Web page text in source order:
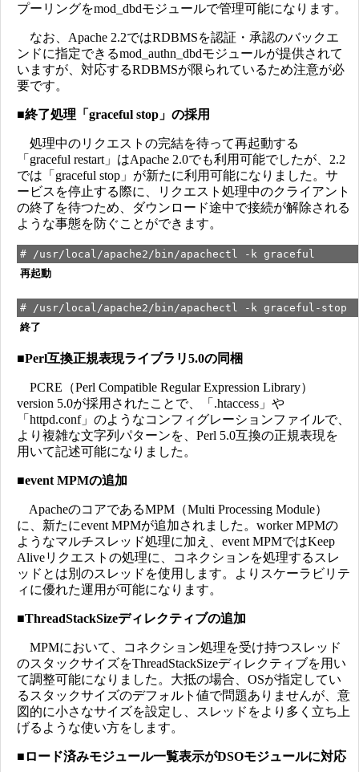
プーリングをmod_dbdモジュールで管理可能になります。
なお、Apache 2.2ではRDBMSを認証・承認のバックエ
ンドに指定できるmod_authn_dbdモジュールが提供されて
いますが、対応するRDBMSが限られているため注意が必
要です。
■終了処理「graceful stop」の採用
処理中のリクエストの完結を待って再起動する
「graceful restart」はApache 2.0でも利用可能でしたが、2.2
では「graceful stop」が新たに利用可能になりました。サ
ービスを停止する際に、リクエスト処理中のクライアント
の終了を待つため、ダウンロード途中で接続が解除される
ような事態を防ぐことができます。
# /usr/local/apache2/bin/apachectl -k graceful
再起動
# /usr/local/apache2/bin/apachectl -k graceful-stop
終了
■Perl互換正規表現ライブラリ5.0の同梱
PCRE（Perl Compatible Regular Expression Library）
version 5.0が採用されたことで、「.htaccess」や
「httpd.conf」のようなコンフィグレーションファイルで、
より複雑な文字列パターンを、Perl 5.0互換の正規表現を
用いて記述可能になりました。
■event MPMの追加
ApacheのコアであるMPM（Multi Processing Module）
に、新たにevent MPMが追加されました。worker MPMの
ようなマルチスレッド処理に加え、event MPMではKeep
Aliveリクエストの処理に、コネクションを処理するスレ
ッドとは別のスレッドを使用します。よりスケーラビリテ
ィに優れた運用が可能になります。
■ThreadStackSizeディレクティブの追加
MPMにおいて、コネクション処理を受け持つスレッド
のスタックサイズをThreadStackSizeディレクティブを用い
て調整可能になりました。大抵の場合、OSが指定してい
るスタックサイズのデフォルト値で問題ありませんが、意
図的に小さなサイズを設定し、スレッドをより多く立ち上
げるような使い方をします。
■ ロード済みモジュール一覧表示がDSOモジュールに対応